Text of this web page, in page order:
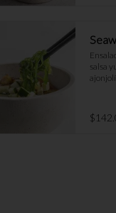
salsa
ajonjolí